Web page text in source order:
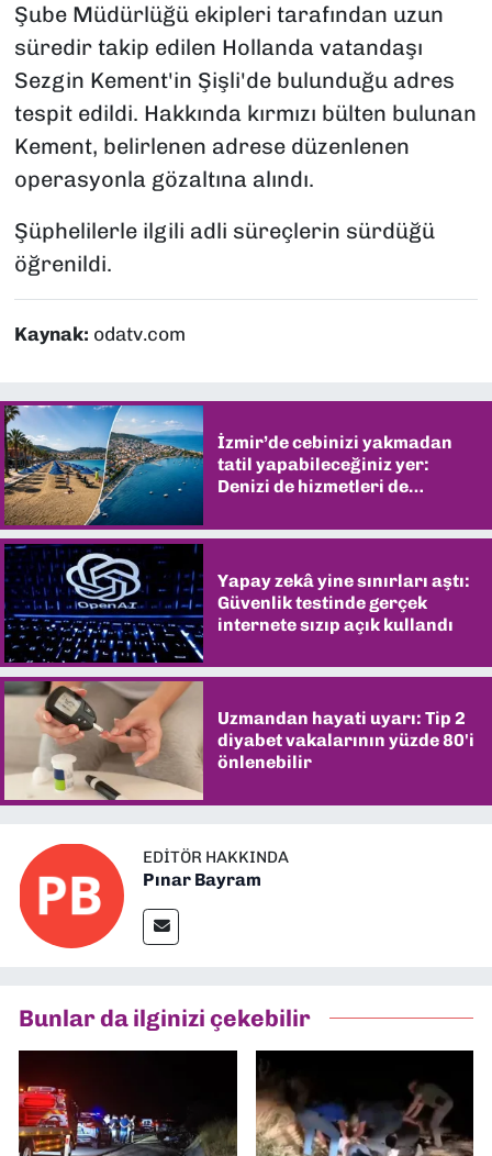
Şube Müdürlüğü ekipleri tarafından uzun
süredir takip edilen Hollanda vatandaşı
Sezgin Kement'in Şişli'de bulunduğu adres
tespit edildi. Hakkında kırmızı bülten bulunan
Kement, belirlenen adrese düzenlenen
operasyonla gözaltına alındı.
Şüphelilerle ilgili adli süreçlerin sürdüğü
öğrenildi.
Kaynak: odatv.com
İzmir’de cebinizi yakmadan
tatil yapabileceğiniz yer:
Denizi de hizmetleri de
Yapay zekâ yine sınırları aştı:
Güvenlik testinde gerçek
internete sızıp açık kullandı
Uzmandan hayati uyarı: Tip 2
diyabet vakalarının yüzde 80'i
önlenebilir
EDITÖR HAKKINDA
Pınar Bayram
Bunlar da ilginizi çekebilir